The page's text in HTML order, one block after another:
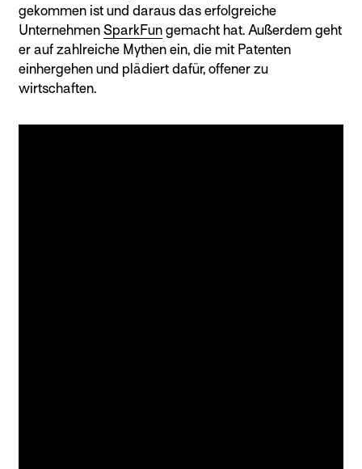
gekommen ist und daraus das erfolgreiche
Unternehmen SparkFun gemacht hat. Außerdem geht
er auf zahlreiche Mythen ein, die mit Patenten
einhergehen und plädiert dafür, offener zu
wirtschaften.